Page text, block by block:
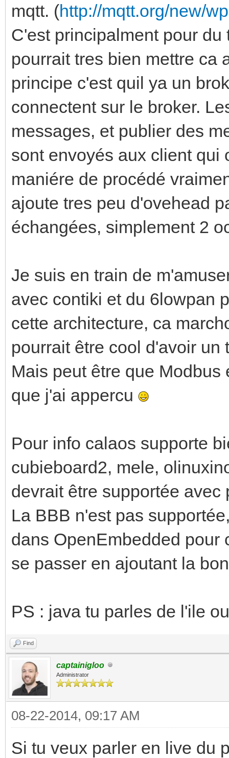
mqtt. (http://mqtt.org/new/
C'est principalment pour
pourrait tres bien mettre ca
principe c'est quil ya un
connectent sur le broker.
messages, et publier des
sont envoyés aux client qui
maniére de procédé
ajoute tres peu d'ovehead
échangées, simplement 2
Je suis en train de
avec contiki et du 6lowpan
cette architecture, ca
pourrait être cool d'avoir
Mais peut être que
que j'ai appercu
Pour info calaos supporte
cubieboard2, mele,
devrait être supportée avec
La BBB n'est pas
dans OpenEmbedded pour
se passer en ajoutant la
PS : java tu parles de l'ile
Find
captainigloo
Administrator
08-22-2014, 09:17 AM
Si tu veux parler en live du